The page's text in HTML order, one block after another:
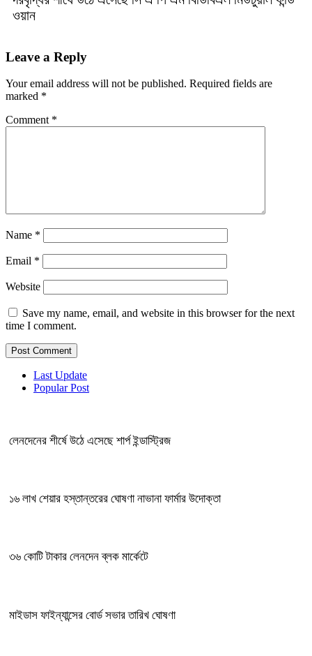
ওয়ান
Leave a Reply
Your email address will not be published. Required fields are
marked *
Comment *
Name *
Email *
Website
Save my name, email, and website in this browser for the next
time I comment.
Last Update
Popular Post
লেনদেনের শীর্ষে উঠে এসেছে শার্প ইন্ডাস্ট্রিজ
১৬ লাখ শেয়ার হস্তান্তরের ঘোষণা নাভানা ফার্মার উদোক্তা
৩৬ কোটি টাকার লেনদেন ব্লক মার্কেটে
মাইডাস ফাইন্যান্সের বোর্ড সভার তারিখ ঘোষণা